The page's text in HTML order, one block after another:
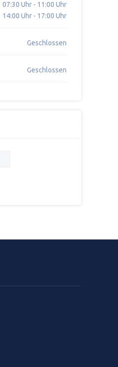
07:30 Uhr - 11:00 Uhr
14:00 Uhr - 17:00 Uhr
Geschlossen
Geschlossen